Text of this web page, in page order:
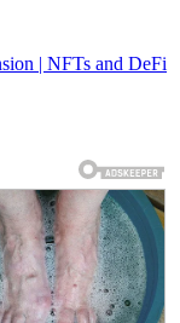
| NFTs and DeFi